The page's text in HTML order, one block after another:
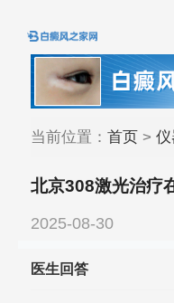
当前位置： 首页> 仪
北京308激光治疗
少钱
2025-08-30
医生回答